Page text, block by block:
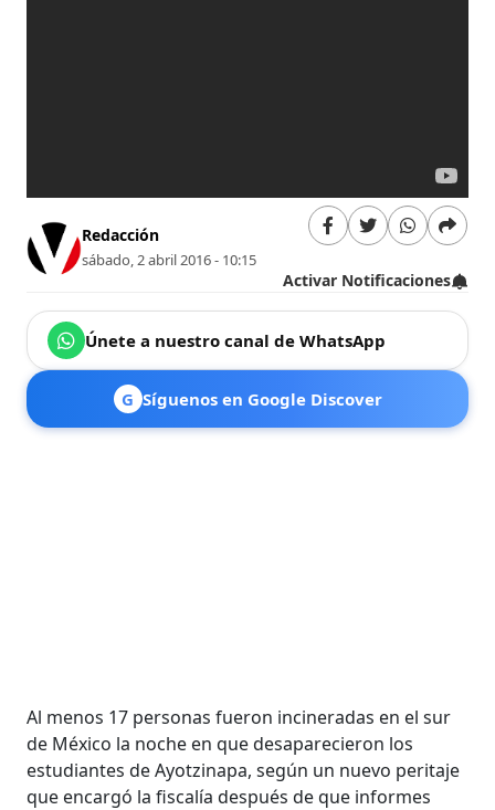
Redacción
sábado, 2 abril 2016 - 10:15
Activar Notificaciones
Únete a nuestro canal de WhatsApp
G Síguenos en Google Discover
Al menos 17 personas fueron incineradas en el sur
de México la noche en que desaparecieron los
estudiantes de Ayotzinapa, según un nuevo peritaje
que encargó la fiscalía después de que informes